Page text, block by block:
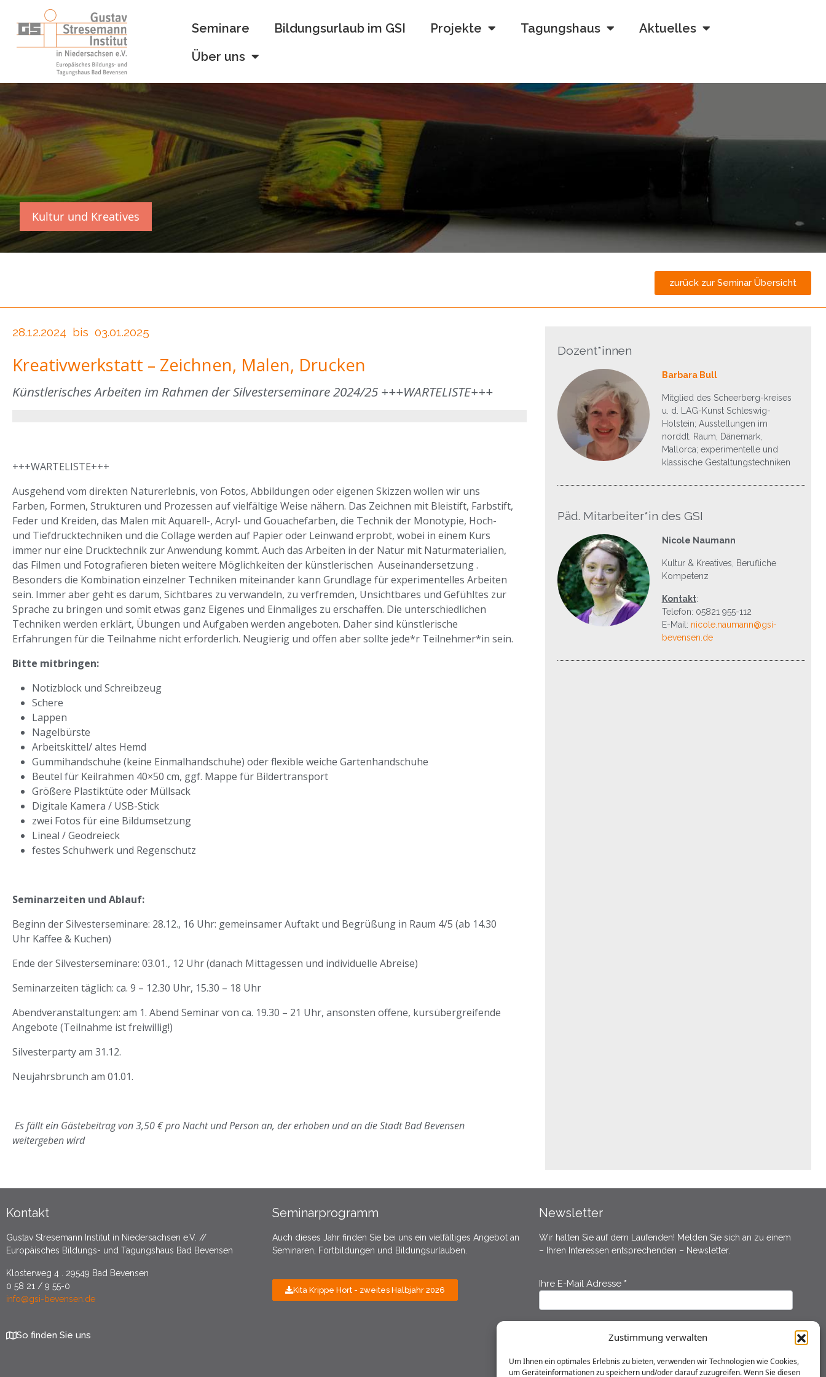
Zustimmung verwalten
Um Ihnen ein optimales Erlebnis zu bieten, verwenden wir Technologien wie Cookies,
um Geräteinformationen zu speichern und/oder darauf zuzugreifen. Wenn Sie diesen
Seminare Bildungsurlaub im GSI Projekte Tagungshaus
Aktuelles
Über uns
Kultur und Kreatives
zurück zur Seminar Übersicht
28.12.2024 bis 03.01.2025
Kreativwerkstatt – Zeichnen, Malen, Drucken
Künstlerisches Arbeiten im Rahmen der Silvesterseminare 2024/25 +++WARTELISTE+++
+++WARTELISTE+++
Ausgehend vom direkten Naturerlebnis, von Fotos, Abbildungen oder eigenen Skizzen wollen wir uns
Farben, Formen, Strukturen und Prozessen auf vielfältige Weise nähern. Das Zeichnen mit Bleistift, Farbstift,
Feder und Kreiden, das Malen mit Aquarell-, Acryl- und Gouachefarben, die Technik der Monotypie, Hoch-
und Tiefdrucktechniken und die Collage werden auf Papier oder Leinwand erprobt, wobei in einem Kurs
immer nur eine Drucktechnik zur Anwendung kommt. Auch das Arbeiten in der Natur mit Naturmaterialien,
das Filmen und Fotografieren bieten weitere Möglichkeiten der künstlerischen Auseinandersetzung .
Besonders die Kombination einzelner Techniken miteinander kann Grundlage für experimentelles Arbeiten
sein. Immer aber geht es darum, Sichtbares zu verwandeln, zu verfremden, Unsichtbares und Gefühltes zur
Sprache zu bringen und somit etwas ganz Eigenes und Einmaliges zu erschaffen. Die unterschiedlichen
Techniken werden erklärt, Übungen und Aufgaben werden angeboten. Daher sind künstlerische
Erfahrungen für die Teilnahme nicht erforderlich. Neugierig und offen aber sollte jede*r Teilnehmer*in sein.
Bitte mitbringen:
Notizblock und Schreibzeug
Schere
Lappen
Nagelbürste
Arbeitskittel/ altes Hemd
Gummihandschuhe (keine Einmalhandschuhe) oder flexible weiche Gartenhandschuhe
Beutel für Keilrahmen 40×50 cm, ggf. Mappe für Bildertransport
Größere Plastiktüte oder Müllsack
Digitale Kamera / USB-Stick
zwei Fotos für eine Bildumsetzung
Lineal / Geodreieck
festes Schuhwerk und Regenschutz
Seminarzeiten und Ablauf:
Beginn der Silvesterseminare: 28.12., 16 Uhr: gemeinsamer Auftakt und Begrüßung in Raum 4/5 (ab 14.30
Uhr Kaffee & Kuchen)
Ende der Silvesterseminare: 03.01., 12 Uhr (danach Mittagessen und individuelle Abreise)
Seminarzeiten täglich: ca. 9 – 12.30 Uhr, 15.30 – 18 Uhr
Abendveranstaltungen: am 1. Abend Seminar von ca. 19.30 – 21 Uhr, ansonsten offene, kursübergreifende
Angebote (Teilnahme ist freiwillig!)
Silvesterparty am 31.12.
Neujahrsbrunch am 01.01.
Es fällt ein Gästebeitrag von 3,50 € pro Nacht und Person an, der erhoben und an die Stadt Bad Bevensen
weitergeben wird
Dozent*innen
Barbara Bull
Mitglied des Scheerberg-kreises
u. d. LAG-Kunst Schleswig-
Holstein; Ausstellungen im
norddt. Raum, Dänemark,
Mallorca; experimentelle und
klassische Gestaltungstechniken
Päd. Mitarbeiter*in des GSI
Nicole Naumann
Kultur & Kreatives, Berufliche
Kompetenz
Kontakt:
Telefon: 05821 955-112
E-Mail: nicole.naumann@gsi-
bevensen.de
Kontakt
Gustav Stresemann Institut in Niedersachsen e.V. //
Europäisches Bildungs- und Tagungshaus Bad Bevensen
Klosterweg 4 . 29549 Bad Bevensen
0 58 21 / 9 55-0
info@gsi-bevensen.de
So finden Sie uns
Seminarprogramm
Auch dieses Jahr finden Sie bei uns ein vielfältiges Angebot an
Seminaren, Fortbildungen und Bildungsurlauben.
Kita Krippe Hort - zweites Halbjahr 2026
Newsletter
Wir halten Sie auf dem Laufenden! Melden Sie sich an zu einem
– Ihren Interessen entsprechenden – Newsletter.
Newsletter
Anmeldung
Ihre E-Mail Adresse *
Ich habe dieDatenschutzerklärunggelesen und erkläre mich